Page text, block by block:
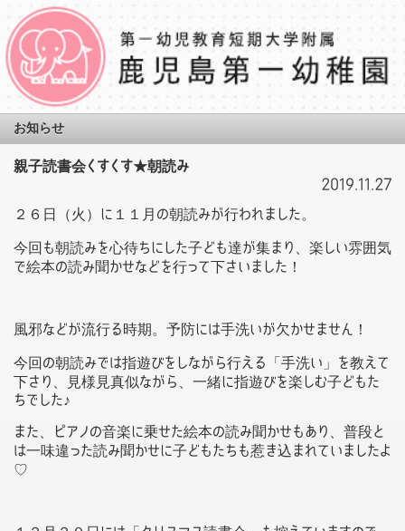
お知らせ
親子読書会くすくす★朝読み
2019.11.27
２６日（火）に１１月の朝読みが行われました。
今回も朝読みを心待ちにした子ども達が集まり、楽しい雰囲気
で絵本の読み聞かせなどを行って下さいました！
風邪などが流行る時期。予防には手洗いが欠かせません！
今回の朝読みでは指遊びをしながら行える「手洗い」を教えて
下さり、見様見真似ながら、一緒に指遊びを楽しむ子どもた
ちでした♪
また、ピアノの音楽に乗せた絵本の読み聞かせもあり、普段と
は一味違った読み聞かせに子どもたちも惹き込まれていましたよ
♡